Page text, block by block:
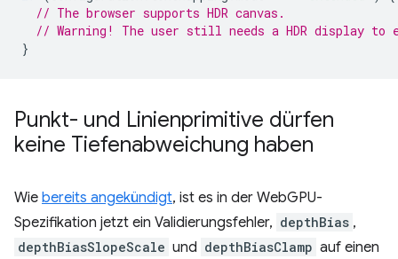
// The browser supports HDR canvas.
// Warning! The user still needs a HDR display to
}
Punkt- und Linienprimitive dürfen
keine Tiefenabweichung haben
Wie bereits angekündigt, ist es in der WebGPU-
Spezifikation jetzt ein Validierungsfehler, depthBias ,
depthBiasSlopeScale und depthBiasClamp auf einen